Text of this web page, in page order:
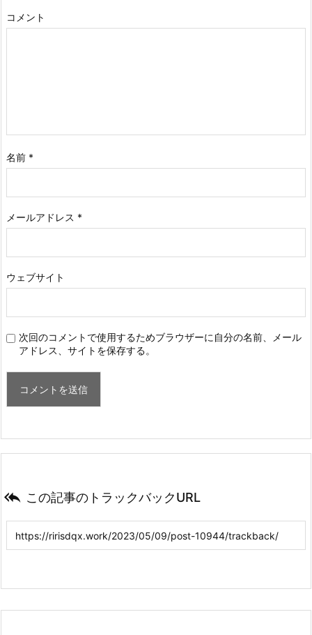
コメント
名前 *
メールアドレス *
ウェブサイト
次回のコメントで使用するためブラウザーに自分の名前、メール
アドレス、サイトを保存する。
 この記事のトラックバックURL